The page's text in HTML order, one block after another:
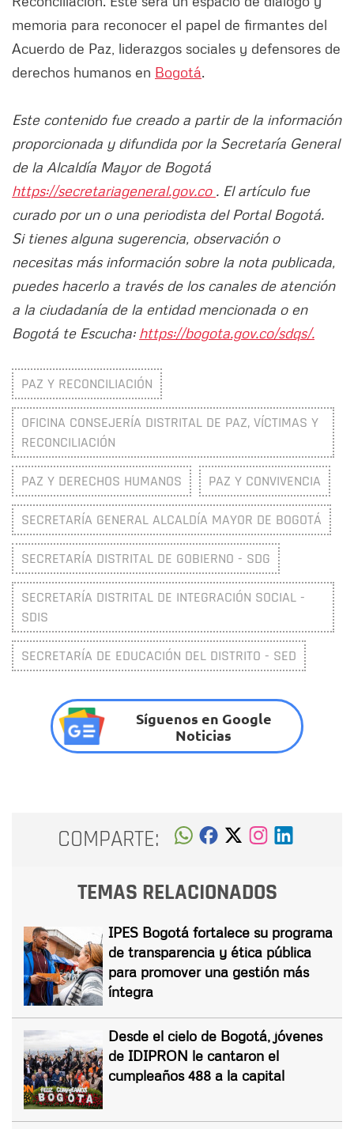
memoria para reconocer el papel de firmantes del
Acuerdo de Paz, liderazgos sociales y defensores de
derechos humanos en Bogotá.
Este contenido fue creado a partir de la información
proporcionada y difundida por la Secretaría General
de la Alcaldía Mayor de Bogotá
https://secretariageneral.gov.co . El artículo fue
curado por un o una periodista del Portal Bogotá.
Si tienes alguna sugerencia, observación o
necesitas más información sobre la nota publicada,
puedes hacerlo a través de los canales de atención
a la ciudadanía de la entidad mencionada o en
Bogotá te Escucha: https://bogota.gov.co/sdqs/.
PAZ Y RECONCILIACIÓN
OFICINA CONSEJERÍA DISTRITAL DE PAZ, VÍCTIMAS Y
RECONCILIACIÓN
PAZ Y DERECHOS HUMANOS PAZ Y CONVIVENCIA
SECRETARÍA GENERAL ALCALDÍA MAYOR DE BOGOTÁ
SECRETARÍA DISTRITAL DE GOBIERNO - SDG
SECRETARÍA DISTRITAL DE INTEGRACIÓN SOCIAL -
SDIS
SECRETARÍA DE EDUCACIÓN DEL DISTRITO - SED
Síguenos en Google
Noticias
COMPARTE:
TEMAS RELACIONADOS
IPES Bogotá fortalece su programa
de transparencia y ética pública
para promover una gestión más
íntegra
Desde el cielo de Bogotá, jóvenes
de IDIPRON le cantaron el
cumpleaños 488 a la capital